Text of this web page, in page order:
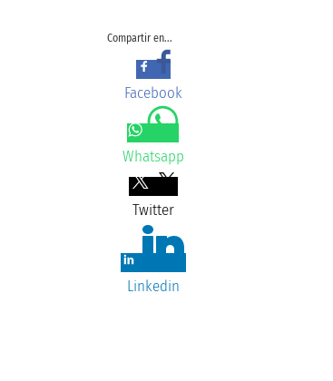
Compartir en...
Facebook
Whatsapp
Twitter
Linkedin